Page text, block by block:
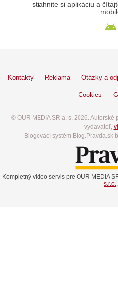
stiahnite si aplikáciu a
Kontakty Reklama Otázky a
Cookies
© OUR MEDIA SR a. s. 2026. Autorské
vydavateľ,
Blogovací systém Blog.Pravda.sk
Kompletný video servis pre OUR MEDIA
s.r.o.